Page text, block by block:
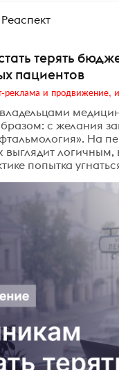
терять
пациентов
с желания
На
выглядит
попытка